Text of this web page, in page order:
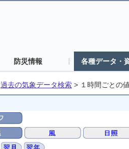
防災情報 各種データ・
過去の気象データ検索 > １時間ごとの